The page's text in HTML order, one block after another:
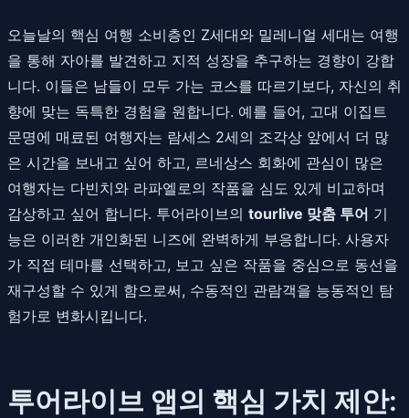
오늘날의 핵심 여행 소비층인 Z세대와 밀레니얼 세대는 여행
을 통해 자아를 발견하고 지적 성장을 추구하는 경향이 강합
니다. 이들은 남들이 모두 가는 코스를 따르기보다, 자신의 취
향에 맞는 독특한 경험을 원합니다. 예를 들어, 고대 이집트
문명에 매료된 여행자는 람세스 2세의 조각상 앞에서 더 많
은 시간을 보내고 싶어 하고, 르네상스 회화에 관심이 많은
여행자는 다빈치와 라파엘로의 작품을 심도 있게 비교하며
감상하고 싶어 합니다. 투어라이브의 tourlive 맞춤 투어 기
능은 이러한 개인화된 니즈에 완벽하게 부응합니다. 사용자
가 직접 테마를 선택하고, 보고 싶은 작품을 중심으로 동선을
재구성할 수 있게 함으로써, 수동적인 관람객을 능동적인 탐
험가로 변화시킵니다.
투어라이브 앱의 핵심 가치 제안: